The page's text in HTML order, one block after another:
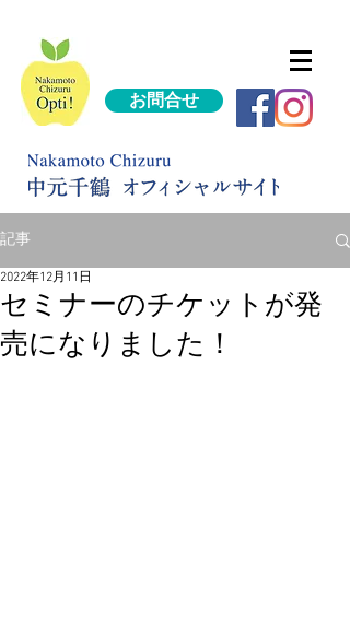
お問合せ
記事
セミナーのチケットが発
売になりました！
2022年12月11日